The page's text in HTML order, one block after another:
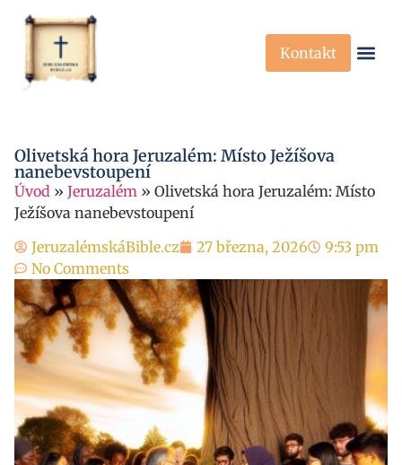
Kontakt
Olivetská hora Jeruzalém: Místo Ježíšova
nanebevstoupení
Úvod » Jeruzalém » Olivetská hora Jeruzalém: Místo
Ježíšova nanebevstoupení
JeruzalémskáBible.cz
27 března, 2026
9:53 pm
No Comments